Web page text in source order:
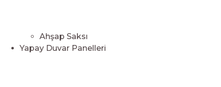
Ahşap Saksı
Yapay Duvar Panelleri